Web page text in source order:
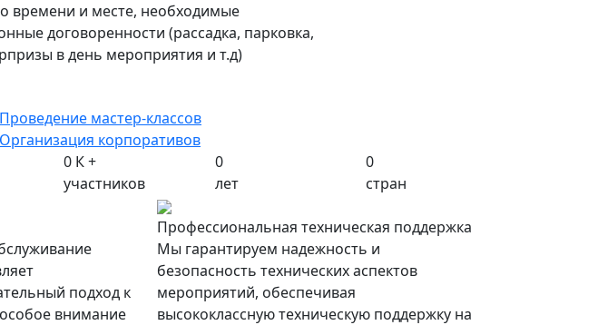
времени и месте, необходимые
договоренности (рассадка, парковка,
в день мероприятия и т.д)
Проведение мастер-классов
Организация корпоративов
0 К +
участников
0
лет
0
стран
подход к
внимание
Профессиональная техническая поддержка
Мы гарантируем надежность и
безопасность технических аспектов
мероприятий, обеспечивая
высококлассную техническую поддержку на